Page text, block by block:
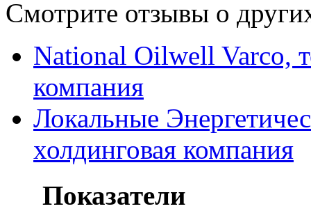
Смотрите отзывы о
National Oilwell Varco,
компания
Локальные
холдинговая компания
Показатели